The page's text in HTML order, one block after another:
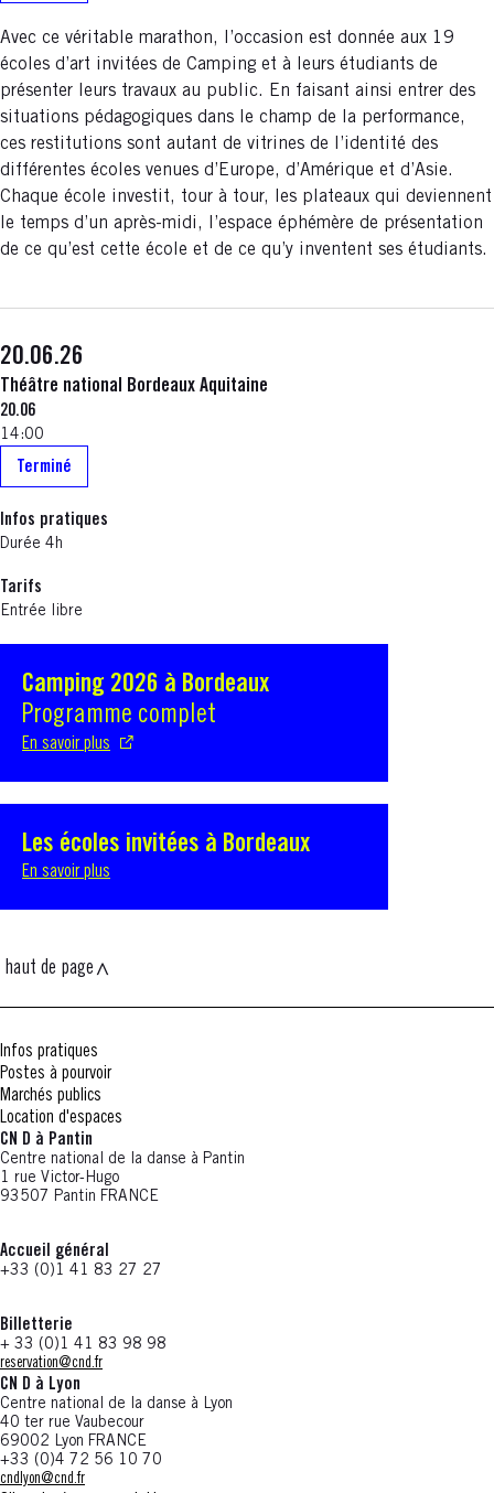
Avec ce véritable marathon, l’occasion est donnée aux 19
écoles d’art invitées de Camping et à leurs étudiants de
présenter leurs travaux au public. En faisant ainsi entrer des
situations pédagogiques dans le champ de la performance,
ces restitutions sont autant de vitrines de l’identité des
différentes écoles venues d’Europe, d’Amérique et d’Asie.
Chaque école investit, tour à tour, les plateaux qui deviennent
le temps d’un après-midi, l’espace éphémère de présentation
de ce qu’est cette école et de ce qu’y inventent ses étudiants.
20.06.26
Théâtre national Bordeaux Aquitaine
20.06
14:00
Terminé
Infos pratiques
Durée 4h
Tarifs
Entrée libre
Camping 2026 à Bordeaux
Programme complet
En savoir plus
S'ouvre dans une nouvelle fenêtre
Les écoles invitées à Bordeaux
En savoir plus
haut de page
Infos pratiques
Postes à pourvoir
Marchés publics
Location d'espaces
CN D à Pantin
Centre national de la danse à Pantin
1 rue Victor-Hugo
93507 Pantin FRANCE
Accueil général
+33 (0)1 41 83 27 27
Billetterie
+ 33 (0)1 41 83 98 98
reservation@cnd.fr
CN D à Lyon
Centre national de la danse à Lyon
40 ter rue Vaubecour
69002 Lyon FRANCE
+33 (0)4 72 56 10 70
cndlyon@cnd.fr